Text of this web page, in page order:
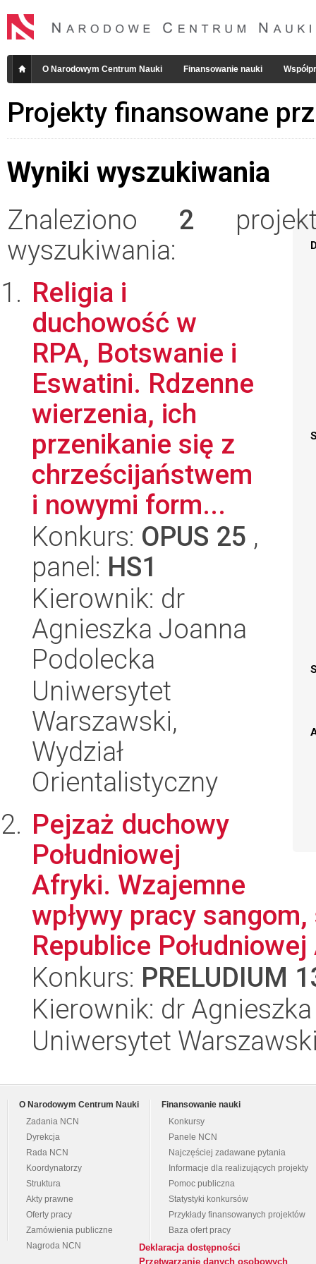
O Narodowym Centrum Nauki Finansowanie nauki
Projekty finansowane
Wyniki wyszukiwania
Znaleziono 2
wyszukiwania:
Religia i
duchowość w
RPA, Botswanie i
Eswatini. Rdzenne
wierzenia, ich
przenikanie się z
chrześcijaństwem
i nowymi form...
Konkurs: OPUS 25 ,
panel: HS1
Kierownik: dr
Agnieszka Joanna
Podolecka
Uniwersytet
Warszawski,
Wydział
Orientalistyczny
Pejzaż duchowy
Południowej
Afryki. Wzajemne
wpływy pracy
Republice
Konkurs: PRELUDIUM
Kierownik: dr
Uniwersytet
O Narodowym Centrum Nauki
Zadania NCN
Dyrekcja
Rada NCN
Koordynatorzy
Struktura
Akty prawne
Oferty pracy
Zamówienia publiczne
Nagroda NCN
Finansowanie nauki
Konkursy
Panele NCN
Najczęściej zadawane pytania
Informacje dla realizujących projekty
Pomoc publiczna
Statystyki konkursów
Przykłady finansowanych projektów
Baza ofert pracy
Deklaracja dostępności
Przetwarzanie danych osobowych